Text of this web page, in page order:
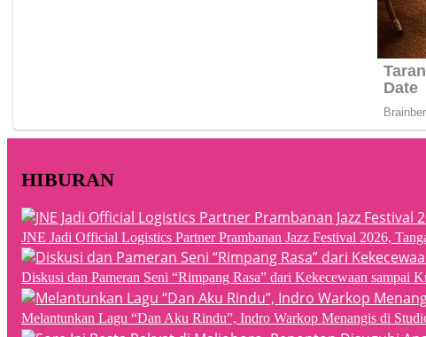
HIBURAN
JNE Jadi Official Logistics Partner Prambanan Jazz Festival 2026,
Diskusi dan Pameran Seni “Rimpang Rasa” dari Kekecewaan sampai
Melantunkan Lagu “Dan Aku Rindu”, Indro Warkop Menangis di